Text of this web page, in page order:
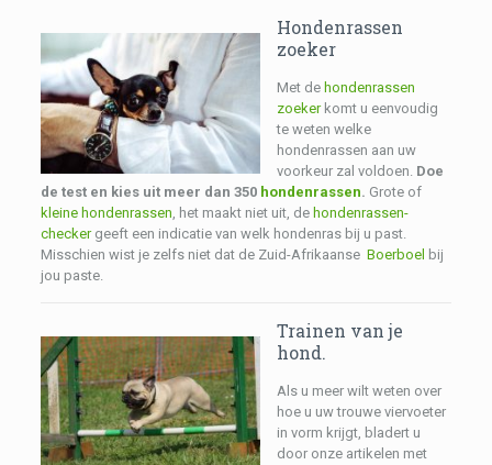
Hondenrassen
zoeker
Met de hondenrassen
zoekerkomt u eenvoudig
te weten welke
hondenrassen aan uw
voorkeur zal voldoen. Doe
de test en kies uit meer dan 350 hondenrassen. Grote of
kleine hondenrassen, het maakt niet uit, de hondenrassen-
checkergeeft een indicatie van welk hondenras bij u past.
Misschien wist je zelfs niet dat de Zuid-Afrikaanse Boerboel bij
jou paste.
Trainen van je
hond.
Als u meer wilt weten over
hoe u uw trouwe viervoeter
in vorm krijgt, bladert u
door onze artikelen met